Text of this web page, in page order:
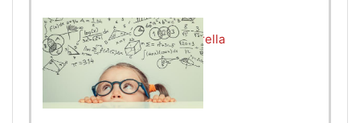
Profesor:Silvana Rocio Estrella